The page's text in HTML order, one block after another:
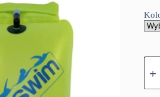
ilość
Boja